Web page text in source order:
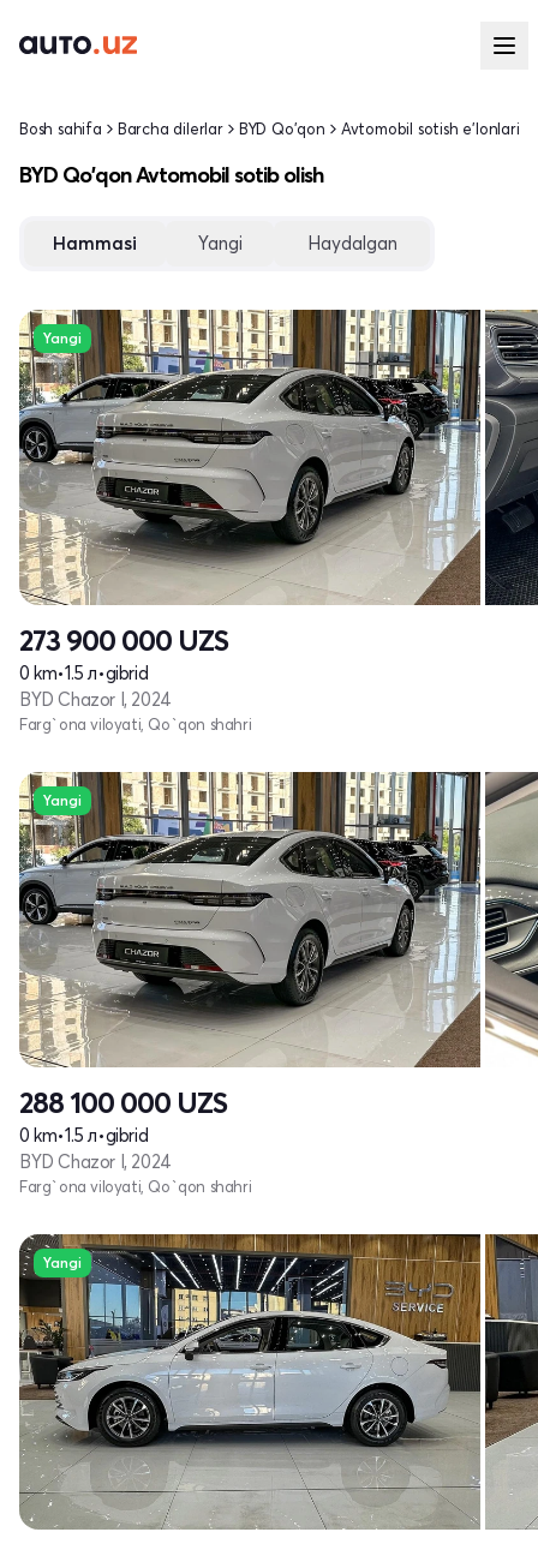
Bosh sahifa Barcha dilerlar BYD Qo'qon Avtomobil sotish e'lonlari
BYD Qo'qon Avtomobil sotib olish
Hammasi Yangi Haydalgan
Yangi
273 900 000 UZS
0 km•1.5 л•gibrid
BYD Chazor I, 2024
Farg`ona viloyati, Qo`qon shahri
Yangi
288 100 000 UZS
0 km•1.5 л•gibrid
BYD Chazor I, 2024
Farg`ona viloyati, Qo`qon shahri
Yangi